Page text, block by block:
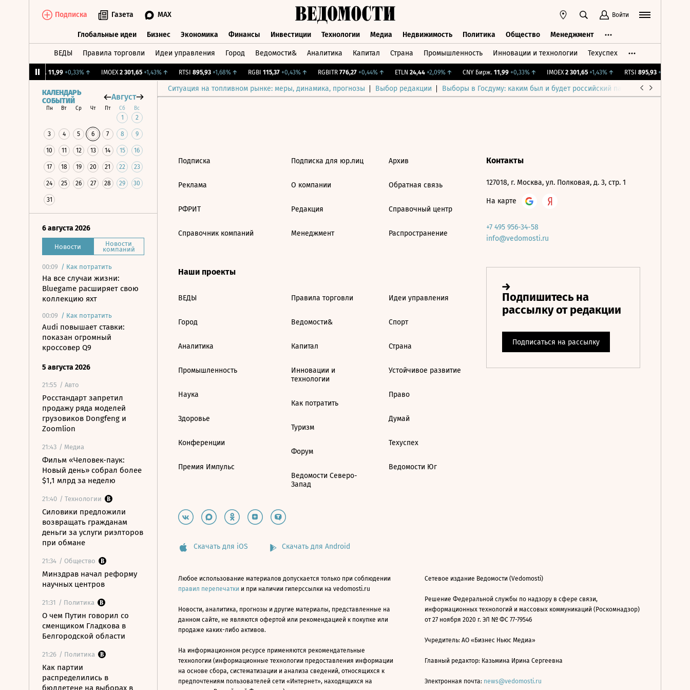
Подписка Газета MAX Войти
Глобальные идеи Бизнес Экономика Финансы Инвестиции Технологии Медиа Недвижимость Политика Общество Менеджмент
ВЕДЫ Правила торговли Идеи управления Город Ведомости& Аналитика Капитал Страна Промышленность Инновации и технологии Техуспех
11,99 +0,33%↑ IMOEX 2 301,65 +1,43%↑ RTSI 895,93 +1,68%↑ RGBI 115,37 +0,43%↑ RGBITR 776,27 +0,44%↑ ETLN 24,44 +2,09%↑ CNY Бирж. 11,99 +0,33%↑ IMOEX 2 301,65 +1,43%↑ RTSI 895,93 +1,68%
Ситуация на топливном рынке: меры, динамика, прогнозы Выбор редакции Выборы в Госдуму: каким был и будет российский парламент
КАЛЕНДАРЬ
СОБЫТИЙ
Август
Пн Вт Ср Чт Пт Сб Вс
1 2
3 4 5 6 7 8 9
10 11 12 13 14 15 16
17 18 19 20 21 22 23
24 25 26 27 28 29 30
31
6 августа 2026
Новости Новости
компаний
00:09 / Как потратить
На все случаи жизни:
Bluegame расширяет свою
коллекцию яхт
00:09 / Как потратить
Audi повышает ставки:
показан огромный
кроссовер Q9
5 августа 2026
21:55 / Авто
Росстандарт запретил
продажу ряда моделей
грузовиков Dongfeng и
Zoomlion
21:43 / Медиа
Фильм «Человек-паук:
Новый день» собрал более
$1,1 млрд за неделю
21:40 / Технологии
Силовики предложили
возвращать гражданам
деньги за услуги риэлторов
при обмане
21:34 / Общество
Минздрав начал реформу
научных центров
21:31 / Политика
О чем Путин говорил со
сменщиком Гладкова в
Белгородской области
21:26 / Политика
Как партии
распределились в
бюллетене на выборах в
Подписка
Реклама
РФРИТ
Справочник компаний
Подписка для юр.лиц
О компании
Редакция
Менеджмент
Архив
Обратная связь
Справочный центр
Распространение
Наши проекты
ВЕДЫ
Город
Аналитика
Промышленность
Наука
Здоровье
Конференции
Премия Импульс
Правила торговли
Ведомости&
Капитал
Инновации и
технологии
Как потратить
Туризм
Форум
Ведомости Северо-
Запад
Идеи управления
Спорт
Страна
Устойчивое развитие
Право
Думай
Техуспех
Ведомости Юг
Контакты
127018, г. Москва, ул. Полковая, д. 3, стр. 1
На карте
+7 495 956-34-58
info@vedomosti.ru
Скачать для iOS Скачать для Android
Любое использование материалов допускается только при соблюдении
правил перепечатки и при наличии гиперссылки на vedomosti.ru
Новости, аналитика, прогнозы и другие материалы, представленные на
данном сайте, не являются офертой или рекомендацией к покупке или
продаже каких-либо активов.
На информационном ресурсе применяются рекомендательные
технологии (информационные технологии предоставления информации
на основе сбора, систематизации и анализа сведений, относящихся к
предпочтениям пользователей сети «Интернет», находящихся на
Сетевое издание Ведомости (Vedomosti)
Решение Федеральной службы по надзору в сфере связи,
информационных технологий и массовых коммуникаций (Роскомнадзор)
от 27 ноября 2020 г. ЭЛ № ФС 77-79546
Учредитель: АО «Бизнес Ньюс Медиа»
Главный редактор: Казьмина Ирина Сергеевна
Электронная почта: news@vedomosti.ru